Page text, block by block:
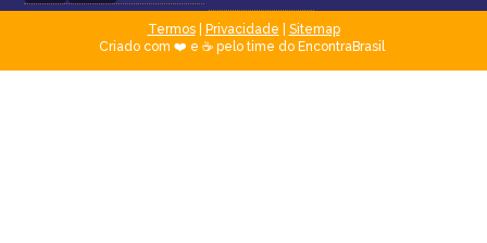
Termos| Privacidade
Sitemap
Criado com ❤️ e ☕ pelo time do EncontraBrasil